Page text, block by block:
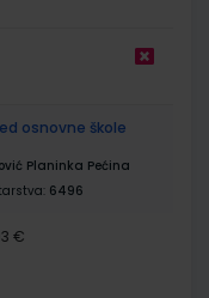
osnovne škole
Planinka Pećina
6496
€